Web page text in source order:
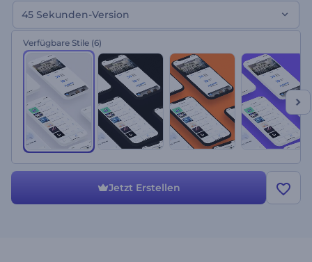
Softwareanbieter und mehr. Entscheiden Sie sich noch heute für
einen modernen Ansatz!
45 Sekunden-Version
Verfügbare Stile (6)
Jetzt Erstellen